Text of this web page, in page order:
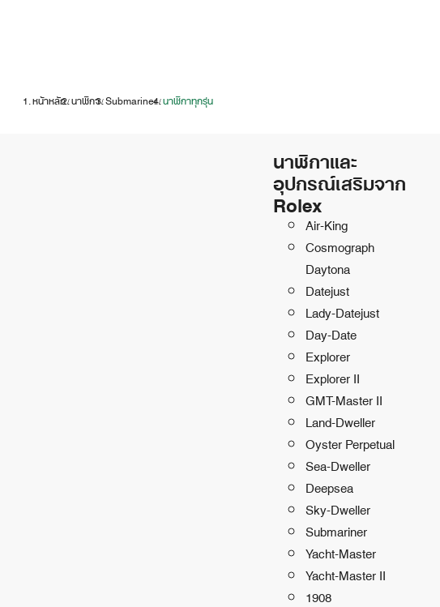
หน้าหลัก/นาฬิกา/Submariner/นาฬิกาทุกรุ่น
นาฬิกาและ
อุปกรณ์เสริมจาก
Rolex
Air-King
Cosmograph
Daytona
Datejust
Lady-Datejust
Day-Date
Explorer
Explorer II
GMT-Master II
Land-Dweller
Oyster Perpetual
Sea-Dweller
Deepsea
Sky-Dweller
Submariner
Yacht-Master
Yacht-Master II
1908